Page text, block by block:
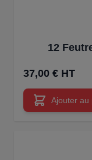
12
37,00 € HT
Ajouter au